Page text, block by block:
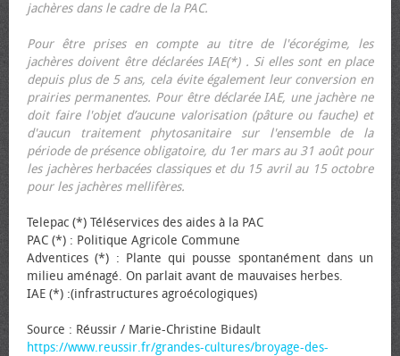
jachères dans le cadre de la PAC.
Pour être prises en compte au titre de l'écorégime, les
jachères doivent être déclarées IAE(*) . Si elles sont en place
depuis plus de 5 ans, cela évite également leur conversion en
prairies permanentes. Pour être déclarée IAE, une jachère ne
doit faire l'objet d’aucune valorisation (pâture ou fauche) et
d'aucun traitement phytosanitaire sur l'ensemble de la
période de présence obligatoire, du 1er mars au 31 août pour
les jachères herbacées classiques et du 15 avril au 15 octobre
pour les jachères mellifères.
Telepac (*) Téléservices des aides à la PAC
PAC (*) : Politique Agricole Commune
Adventices (*) : Plante qui pousse spontanément dans un
milieu aménagé. On parlait avant de mauvaises herbes.
IAE (*) :(infrastructures agroécologiques)
Source : Réussir / Marie-Christine Bidault
https://www.reussir.fr/grandes-cultures/broyage-des-